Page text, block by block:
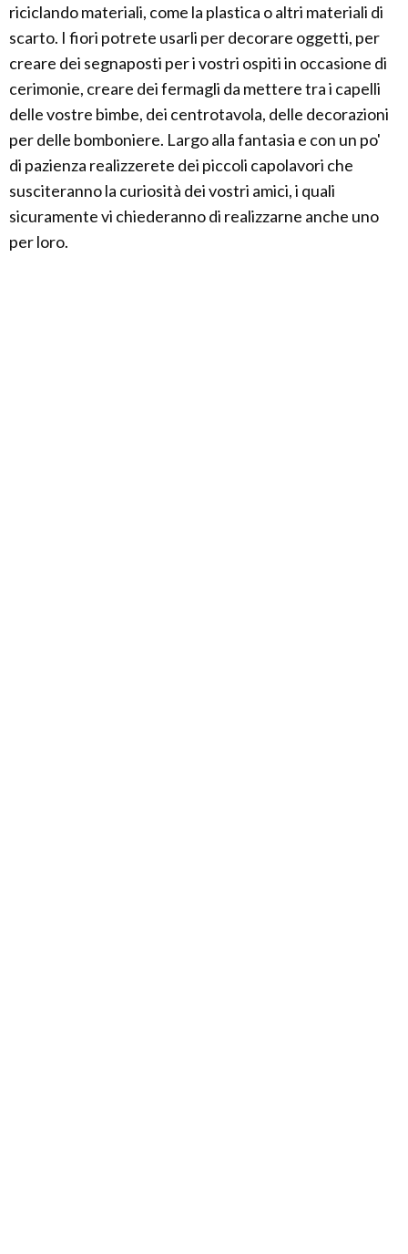
riciclando materiali, come la plastica o altri materiali di
scarto. I fiori potrete usarli per decorare oggetti, per
creare dei segnaposti per i vostri ospiti in occasione di
cerimonie, creare dei fermagli da mettere tra i capelli
delle vostre bimbe, dei centrotavola, delle decorazioni
per delle bomboniere. Largo alla fantasia e con un po'
di pazienza realizzerete dei piccoli capolavori che
susciteranno la curiosità dei vostri amici, i quali
sicuramente vi chiederanno di realizzarne anche uno
per loro.